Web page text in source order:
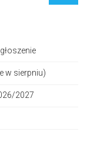
w sierpniu)
2027